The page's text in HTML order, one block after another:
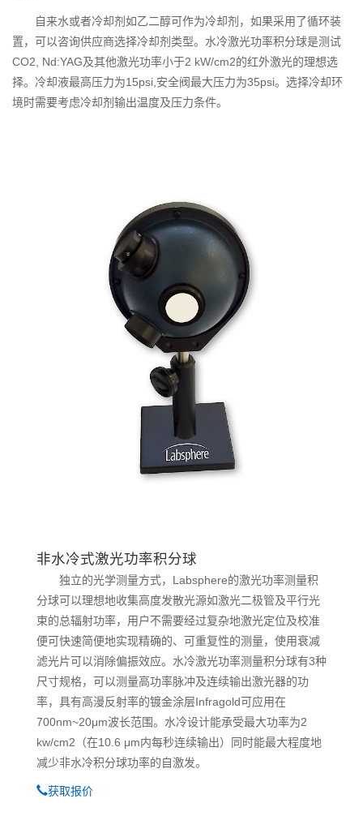
自来水或者冷却剂如乙二醇可作为冷却剂，如果采用了循环装
置，可以咨询供应商选择冷却剂类型。水冷激光功率积分球是测试
CO2, Nd:YAG及其他激光功率小于2 kW/cm2的红外激光的理想选
择。冷却液最高压力为15psi,安全阀最大压力为35psi。选择冷却环
境时需要考虑冷却剂输出温度及压力条件。
非水冷式激光功率积分球
独立的光学测量方式，Labsphere的激光功率测量积
分球可以理想地收集高度发散光源如激光二极管及平行光
束的总辐射功率，用户不需要经过复杂地激光定位及校准
便可快速简便地实现精确的、可重复性的测量，使用衰减
滤光片可以消除偏振效应。水冷激光功率测量积分球有3种
尺寸规格，可以测量高功率脉冲及连续输出激光器的功
率，具有高漫反射率的镀金涂层Infragold可应用在
700nm~20μm波长范围。水冷设计能承受最大功率为2
kw/cm2（在10.6 μm内每秒连续输出）同时能最大程度地
减少非水冷积分球功率的自激发。
获取报价